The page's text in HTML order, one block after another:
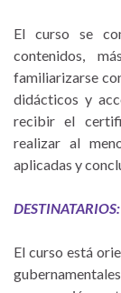
El curso se
contenidos,
familiarizarse
didácticos y
recibir el
realizar al
aplicadas y
DESTINATARIOS:
El curso está